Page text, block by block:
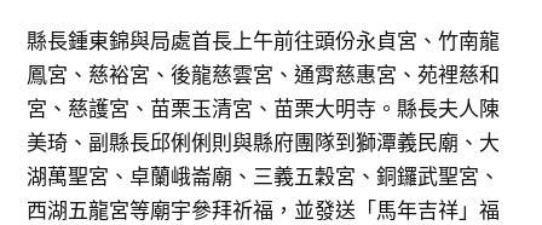
縣長鍾東錦與局處首長上午前往頭份永貞宮、竹南龍
鳳宮、慈裕宮、後龍慈雲宮、通霄慈惠宮、苑裡慈和
宮、慈護宮、苗栗玉清宮、苗栗大明寺。縣長夫人陳
美琦、副縣長邱俐俐則與縣府團隊到獅潭義民廟、大
湖萬聖宮、卓蘭峨崙廟、三義五穀宮、銅鑼武聖宮、
西湖五龍宮等廟宇參拜祈福，並發送「馬年吉祥」福